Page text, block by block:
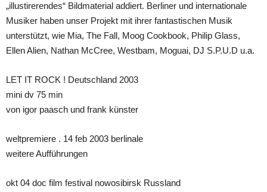
„illustirerendes“ Bildmaterial addiert. Berliner und internationale
Musiker haben unser Projekt mit ihrer fantastischen Musik
unterstützt, wie Mia, The Fall, Moog Cookbook, Philip Glass,
Ellen Alien, Nathan McCree, Westbam, Moguai, DJ S.P.U.D u.a.
LET IT ROCK ! Deutschland 2003
mini dv 75 min
von igor paasch und frank künster
weltpremiere . 14 feb 2003 berlinale
weitere Aufführungen
okt 04 doc film festival nowosibirsk Russland